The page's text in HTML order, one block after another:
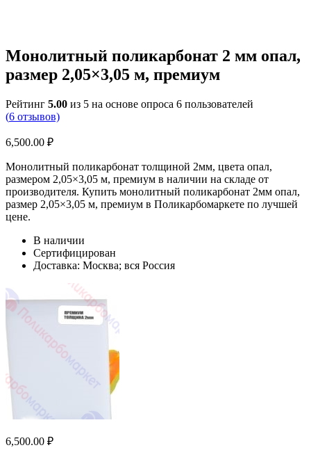
Монолитный поликарбонат 2 мм опал,
размер 2,05×3,05 м, премиум
Рейтинг 5.00 из 5 на основе опроса 6 пользователей
(6 отзывов)
6,500.00 ₽
Монолитный поликарбонат толщиной 2мм, цвета опал,
размером 2,05×3,05 м, премиум в наличии на складе от
производителя. Купить монолитный поликарбонат 2мм опал,
размер 2,05×3,05 м, премиум в Поликарбомаркете по лучшей
цене.
В наличии
Сертифицирован
Доставка: Москва; вся Россия
6,500.00 ₽